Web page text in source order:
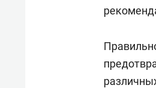
стал Меккой для